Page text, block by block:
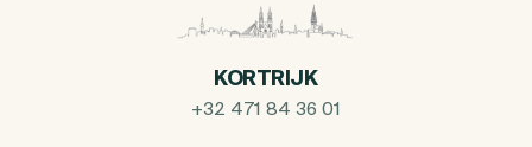
KORTRIJK
+32 471 84 36 01